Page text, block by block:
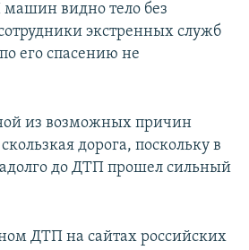
видно тело без
экстренных служб
его спасению не
из возможных причин
дорога, поскольку в
до ДТП прошел сильный
ДТП на сайтах российских